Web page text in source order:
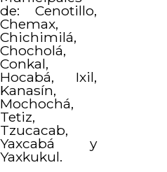
de: Cenotillo,
Chemax,
Chichimilá,
Chocholá,
Conkal,
Hocabá, Ixil,
Kanasín,
Mochochá,
Tetiz,
Tzucacab,
Yaxcabá y
Yaxkukul.